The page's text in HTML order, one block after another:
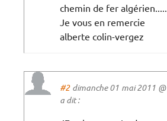
chemin de fer algérien.....
Je vous en remercie
alberte colin-vergez
#2dimanche 01 mai 2011
a dit :